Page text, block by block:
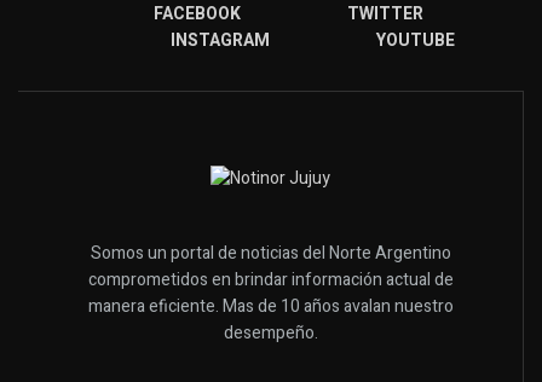
FACEBOOK
TWITTER
INSTAGRAM
YOUTUBE
Somos un portal de noticias del Norte Argentino
comprometidos en brindar información actual de
manera eficiente. Mas de 10 años avalan nuestro
desempeño.